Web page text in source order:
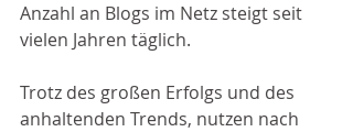
Anzahl an Blogs im Netz steigt seit
vielen Jahren täglich.
Trotz des großen Erfolgs und des
anhaltenden Trends, nutzen nach